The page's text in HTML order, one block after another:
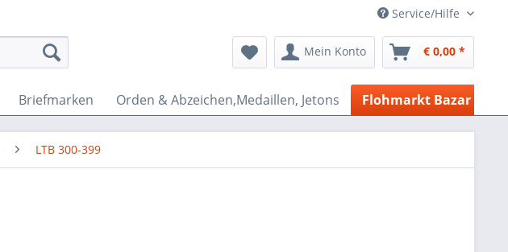
Service/Hilfe
Mein Konto € 0,00 *
Briefmarken Orden & Abzeichen,Medaillen, Jetons Flohmarkt Bazar
LTB 300-399